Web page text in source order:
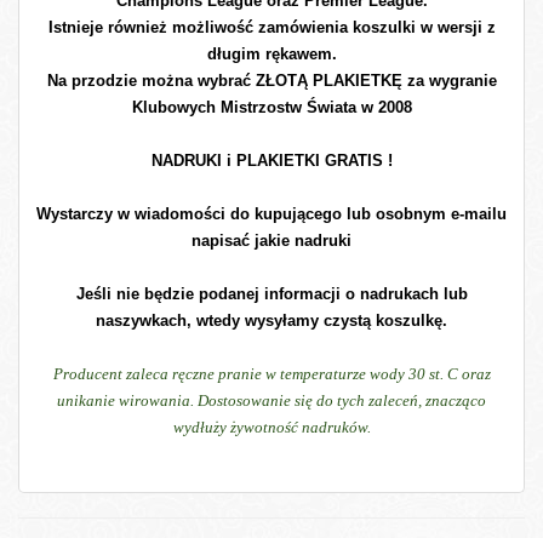
Istnieje również możliwość zamówienia koszulki w wersji z
długim rękawem.
Na przodzie można wybrać ZŁOTĄ PLAKIETKĘ za wygranie
Klubowych Mistrzostw Świata w 2008
NADRUKI i PLAKIETKI GRATIS !
Wystarczy w wiadomości do kupującego lub osobnym e-mailu
napisać jakie nadruki
Jeśli nie będzie podanej informacji o nadrukach lub
naszywkach, wtedy wysyłamy czystą koszulkę.
Producent zaleca ręczne pranie w temperaturze wody 30 st. C oraz
unikanie wirowania. Dostosowanie się do tych zaleceń, znacząco
wydłuży żywotność nadruków.